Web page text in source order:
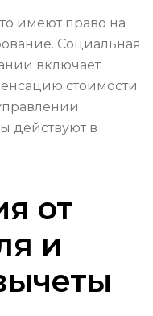
имеют право на
Социальная
включает
стоимости
действуют в
от
и